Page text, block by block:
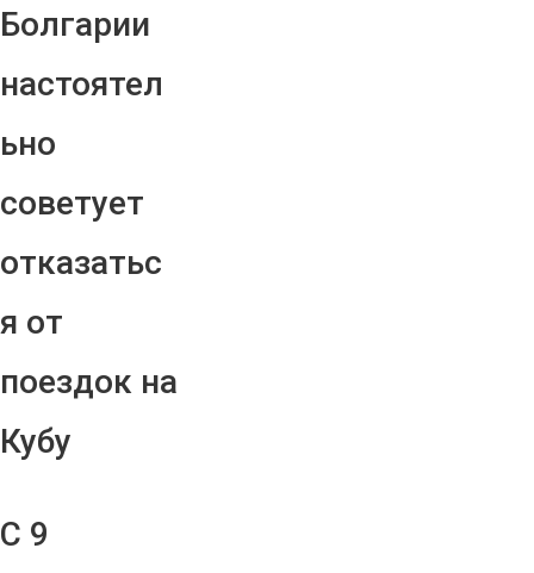
Болгарии
настоятел
ьно
советует
отказатьс
я от
поездок на
Кубу
С 9